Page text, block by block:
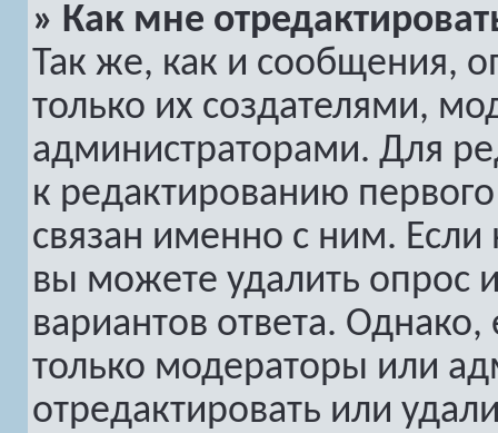
» Как мне
Так же, как и сообщения,
только их создателями,
администраторами. Для
к редактированию
связан именно с ним. Если
вы можете удалить опрос
вариантов ответа.
только модераторы или
отредактировать или